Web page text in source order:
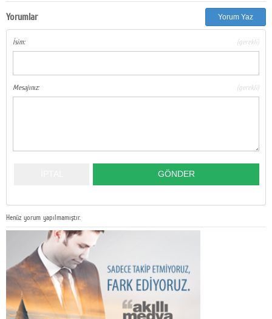
Yorumlar Yorum Yaz
İsim: (gerekli)
Mesajınız: (gerekli)
Henüz yorum yapılmamıştır.